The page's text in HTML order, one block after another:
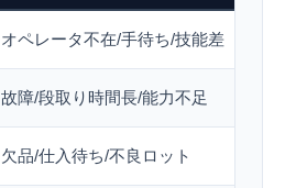
オペレータ不在/手待ち/技能差
故障/段取り時間長/能力不足
欠品/仕入待ち/不良ロット